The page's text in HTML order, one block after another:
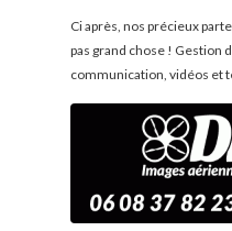
Ci après, nos précieux
pas grand chose ! Gestion
communication, vidéos et